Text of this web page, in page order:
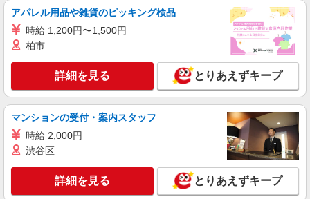
アパレル用品や雑貨のピッキング検品
時給 1,200円〜1,500円
柏市
詳細を見る とりあえずキープ
マンションの受付・案内スタッフ
時給 2,000円
渋谷区
詳細を見る とりあえずキープ